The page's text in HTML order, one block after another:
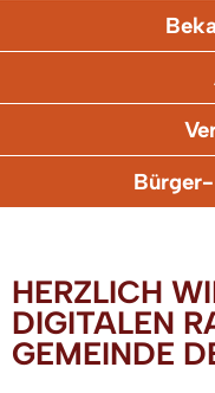
HERZLICH
DIGITALEN
GEMEINDE